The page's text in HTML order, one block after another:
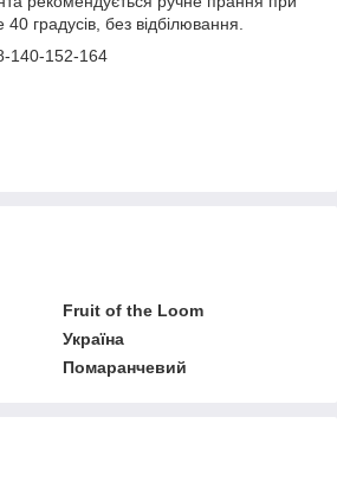
градусів, без відбілювання.
140-152-164
Fruit of the Loom
Україна
Помаранчевий